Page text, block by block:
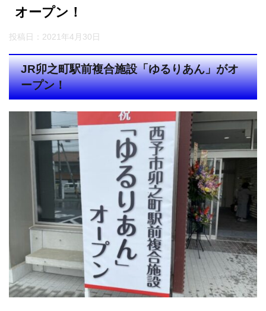
オープン！
投稿日： 2021年4月30日
JR卯之町駅前複合施設「ゆるりあん」がオ
ープン！